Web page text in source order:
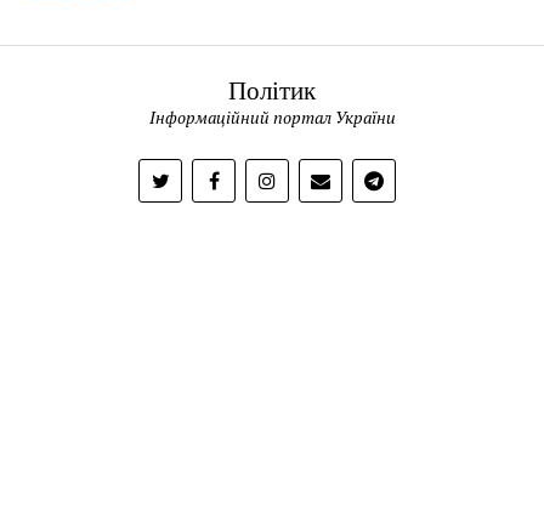
Політик
Інформаційний портал України